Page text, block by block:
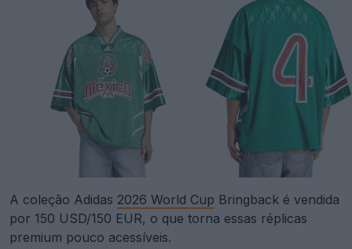
A coleção Adidas 2026 World Cup Bringback é vendida
por 150 USD/150 EUR, o que torna essas réplicas
premium pouco acessíveis.